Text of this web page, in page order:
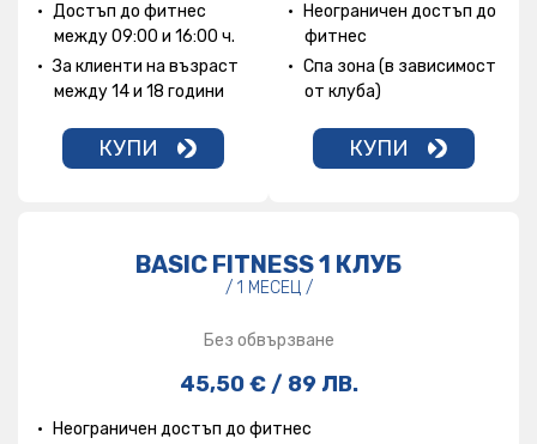
Достъп до фитнес
между 09:00 и 16:00 ч.
За клиенти на възраст
между 14 и 18 години
КУПИ
Неограничен достъп до
фитнес
Спа зона (в зависимост
от клуба)
КУПИ
BASIC FITNESS 1 КЛУБ
/ 1 МЕСЕЦ /
Без обвързване
45,50 € / 89 ЛВ.
Неограничен достъп до фитнес